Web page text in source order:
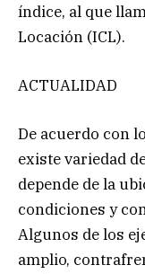
índice, al que
Locación (ICL).
ACTUALIDAD
De acuerdo con
existe variedad
depende de la
condiciones y
Algunos de los
amplio,